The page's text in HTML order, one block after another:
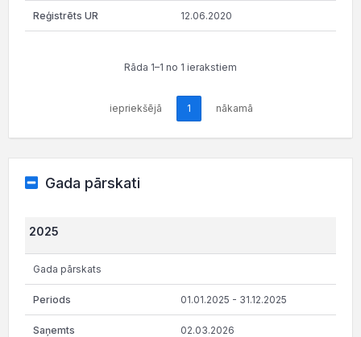
12.06.2020
Rāda 1–1 no 1 ierakstiem
iepriekšējā 1 nākamā
Gada pārskati
2025
Gada pārskats
01.01.2025 - 31.12.2025
02.03.2026